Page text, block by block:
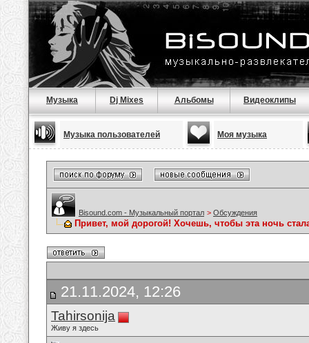
Музыка Dj Mixes Альбомы Видеоклипы
Музыка пользователей Моя музыка
Bisound.com - Музыкальный портал > Обсуждения
Привет, мой дорогой! Хочешь, чтобы эта ночь
21.11.2024, 12:26
Tahirsonija
Живу я здесь